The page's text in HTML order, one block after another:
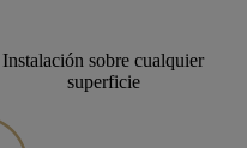
Instalación sobre cualquier
superficie